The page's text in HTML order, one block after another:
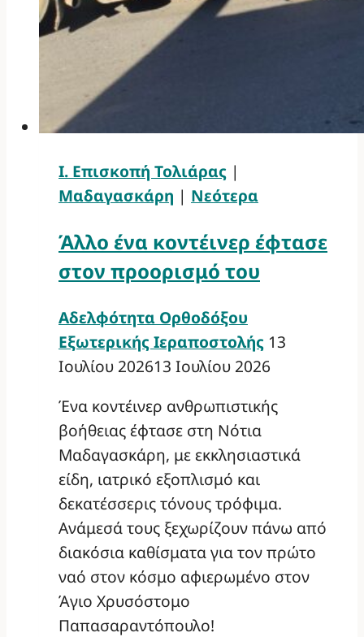
Ι. Επισκοπή Τολιάρας |
Μαδαγασκάρη | Νεότερα
Άλλο ένα κοντέινερ έφτασε
στον προορισμό του
Αδελφότητα Ορθοδόξου
Εξωτερικής Ιεραποστολής 13
Ιουλίου 202613 Ιουλίου 2026
Ένα κοντέινερ ανθρωπιστικής
βοήθειας έφτασε στη Νότια
Μαδαγασκάρη, με εκκλησιαστικά
είδη, ιατρικό εξοπλισμό και
δεκατέσσερις τόνους τρόφιμα.
Ανάμεσά τους ξεχωρίζουν πάνω από
διακόσια καθίσματα για τον πρώτο
ναό στον κόσμο αφιερωμένο στον
Άγιο Χρυσόστομο
Παπασαραντόπουλο!